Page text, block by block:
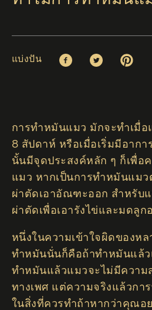
แบ่งปัน Facebook (opens in new
Twitter (opens
การทำหมันแมว มักจะทำเมื่อ
8 สัปดาห์ หรือเมื่อเริ่มมีอาก
นั้นมีจุดประสงค์หลัก ๆ ก็เพื่อ
แมว หากเป็นการทำหมันแมว
ผ่าตัดเอาอัณฑะออก สำหรับแ
ผ่าตัดเพื่อเอารังไข่และมดลูก
หนึ่งในความเข้าใจผิดของหล
ทำหมันนั่นก็คือถ้าทำหมันแล้
ทำหมันแล้วแมวจะไม่มีความ
ทางเพศ แต่ความจริงแล้วกา
ในสิ่งที่ควรทำถ้าหากว่าคุณอ